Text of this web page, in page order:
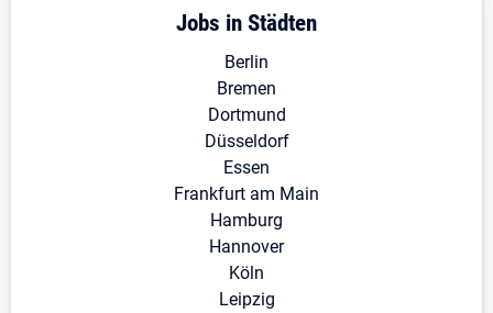
Jobs in Städten
Berlin
Bremen
Dortmund
Düsseldorf
Essen
Frankfurt am Main
Hamburg
Hannover
Köln
Leipzig